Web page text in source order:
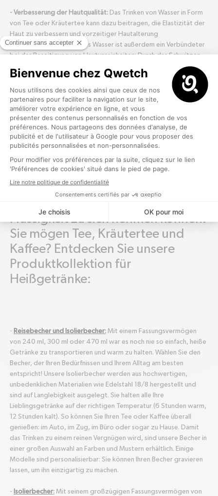
- Verbesserung der Hautqualität: Das Trinken von Wasser in Form
von Tee oder Kräutertee kann dazu beitragen, die Elastizität der
Haut zu verbessern und vorzeitiger Hautalterung
entgegenzuwirken. Heißes Wasser ist außerdem ein Verbündeter
bei der Beseitigung von Hautunreinheiten: Durch das Schwitzen
werden Giftstoffe aus dem Körper ausgeschieden. Schließlich
fördert das Trinken von heißem Wasser die Produktion von
Kollagen, einem Protein, das die Festigkeit der Haut erhält.
Wie kann man täglich heißes
Wasser trinken?
Bei Qwetch haben wir eine Reihe
von Behältern entwickelt, damit
Flüssigkeit zu sich nehmen können.
Sie mögen Tee, Kräutertee und
Kaffee? Entdecken Sie unsere
Produktkollektion für
Heißgetränke:
- Reisebecher und Isolierbecher: Mit einem Fassungsvermögen
von 240 ml, 300 ml oder 470 ml war es noch nie so einfach, heiße
Getränke zu transportieren und warm zu halten. Wählen Sie den
Becher, der Ihren Bedürfnissen und Ihrem Alltag am besten
entspricht! Unsere Isolierbecher werden aus hochwertigen,
unbedenklichen Materialien wie Edelstahl 18/8 hergestellt und
sind auf Langlebigkeit ausgelegt. Sie halten alle Ihre
Lieblingsgetränke auf der richtigen Temperatur (6 Stunden warm,
12 Stunden kalt). So können Sie Ihren Tee oder Kaffee überall
genießen: im Auto, im Zug, im Büro oder sogar zu Hause. Damit
das Trinken zu einem reinen Vergnügen wird, sind unsere Becher in
einer großen Auswahl an Farben und Mustern erhältlich. Einige
Modelle sind personalisierbar: Sie können Ihren Becher gravieren
lassen, um ihn einzigartig zu machen.
- Isolierbecher: Mit seinem großzügigen Fassungsvermögen von